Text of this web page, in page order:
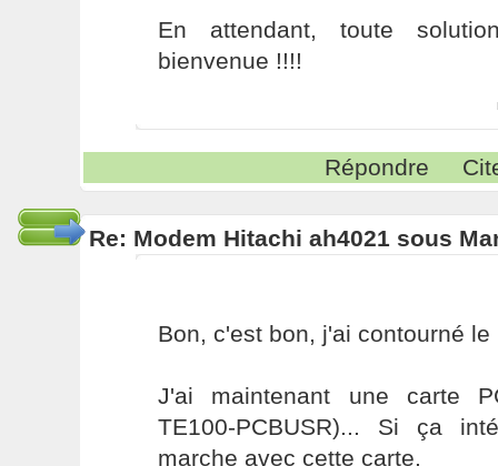
En attendant, toute
bienvenue !!!!
Répondre
Re: Modem Hitachi ah4021 sous
Bon, c'est bon, j'ai contourné le
J'ai maintenant une carte
TE100-PCBUSR)... Si ça
marche avec cette carte.